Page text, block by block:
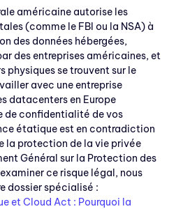
américaine autorise les
(comme le FBI ou la NSA) à
des données hébergées,
des entreprises américaines, et
physiques se trouvent sur le
avec une entreprise
datacenters en Europe
de confidentialité de vos
étatique est en contradiction
la protection de la vie privée
Général sur la Protection des
ce risque légal, nous
dossier spécialisé :
et Cloud Act : Pourquoi la